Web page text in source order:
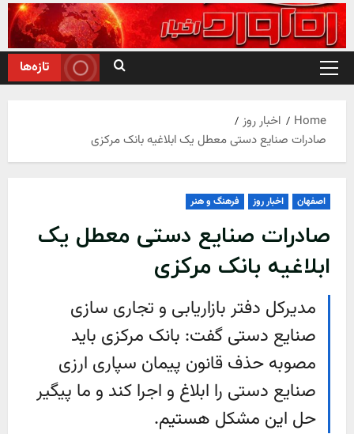
Skip
to
content
Primary
تازه‌ها
Home
اخبار روز
صادرات صنایع دستی معطل یک ابلاغیه بانک مرکزی
اصفهان اخبار روز فرهنگ و هنر
صادرات صنایع دستی معطل یک
ابلاغیه بانک مرکزی
مدیرکل دفتر بازاریابی و تجاری سازی
صنایع دستی گفت: بانک مرکزی باید
مصوبه حذف قانون پیمان سپاری ارزی
صنایع دستی را ابلاغ و اجرا کند و ما پیگیر
حل این مشکل هستیم.